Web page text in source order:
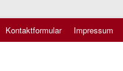
Kontaktformular Impressum